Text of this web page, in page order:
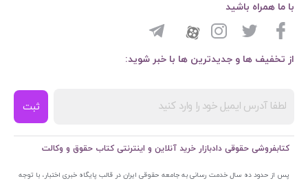
از تخفیف ها و جدیدترین ها با خبر شوید:
ثبت
با ما همراه باشید
کتابفروشی حقوقی دادبازار خرید آنلاین و اینترنتی کتاب حقوق و وکالت
پس از حدود ده سال خدمت رسانی به جامعه حقوقی ایران در قالب پایگاه خبری اختبار، با توجه